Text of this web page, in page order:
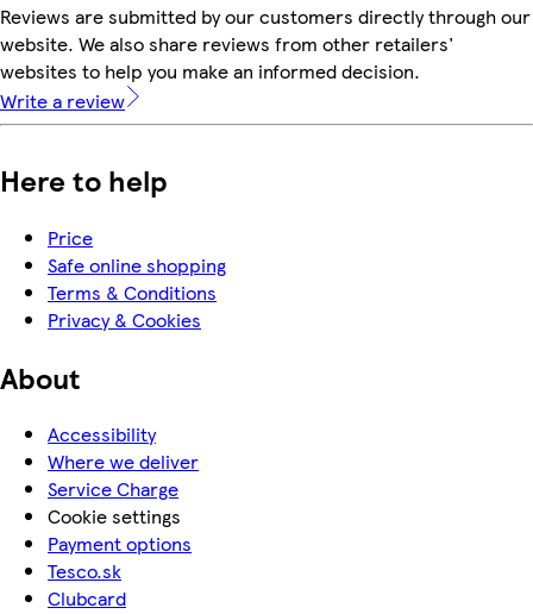
Reviews are submitted by our customers directly through our
website. We also share reviews from other retailers'
websites to help you make an informed decision.
Write a review
Here to help
Price
Safe online shopping
Terms & Conditions
Privacy & Cookies
About
Accessibility
Where we deliver
Service Charge
Cookie settings
Payment options
Tesco.sk
Clubcard